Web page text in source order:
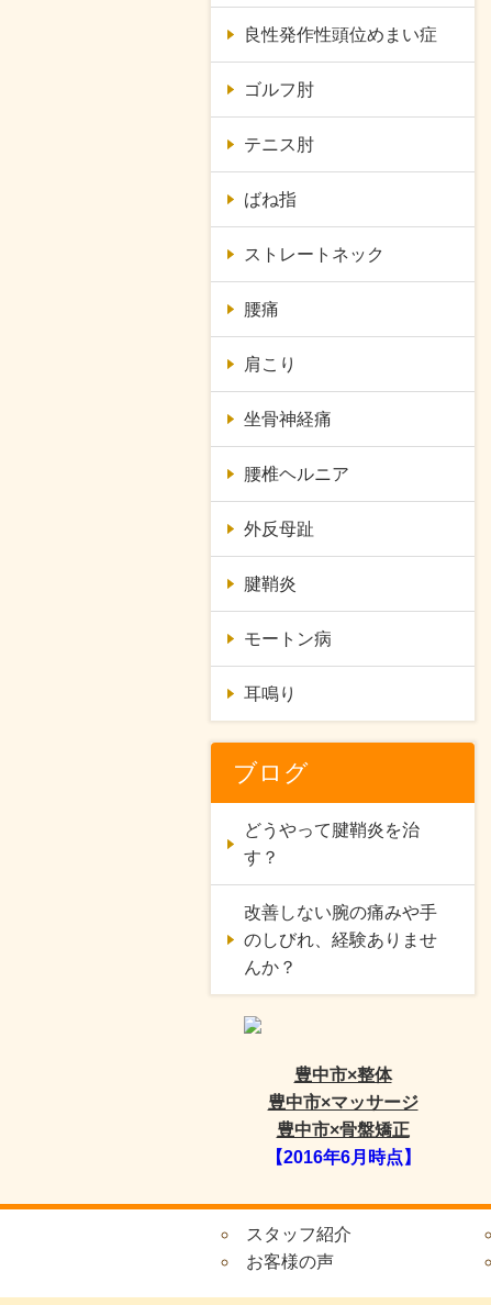
良性発作性頭位めまい症
ゴルフ肘
テニス肘
ばね指
ストレートネック
腰痛
肩こり
坐骨神経痛
腰椎ヘルニア
外反母趾
腱鞘炎
モートン病
耳鳴り
ブログ
どうやって腱鞘炎を治
す？
改善しない腕の痛みや手
のしびれ、経験ありませ
んか？
豊中市×整体
豊中市×マッサージ
豊中市×骨盤矯正
【2016年6月時点】
スタッフ紹介
お客様の声